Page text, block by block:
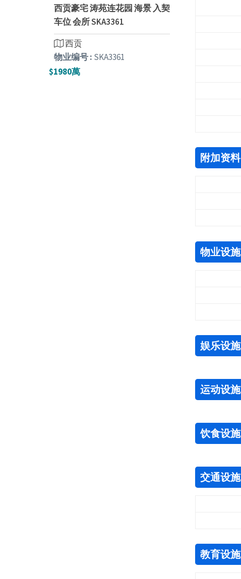
附加资料
物业设施
娱乐设施
运动设施
饮食设施
交通设施
教育设施
西贡豪宅 涛苑连花园 海景 入契
车位 会所 SKA3361
西贡
物业编号 : SKA3361
$1980萬